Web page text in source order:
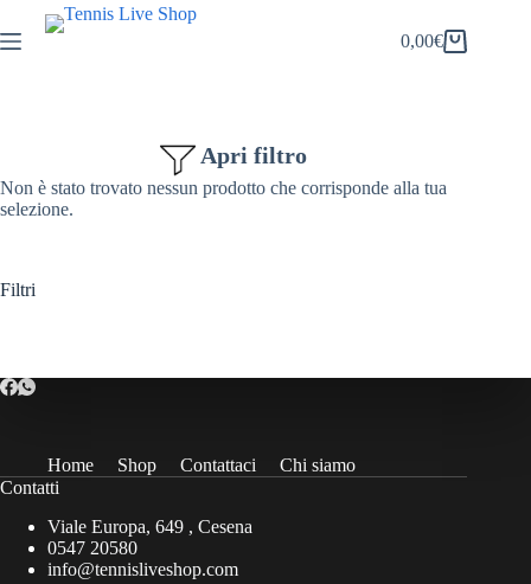
al
contenuto
Carrello
0,00€
Apri filtro
Non è stato trovato nessun prodotto che corrisponde alla tua
selezione.
Filtri
Home Shop Contattaci
Chi siamo
Contatti
Viale Europa, 649 , Cesena
0547 20580
info@tennisliveshop.com